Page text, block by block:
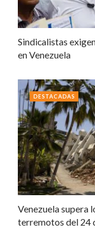
Sindicalistas
en Venezuela
Venezuela supera
terremotos del 24
DESTACADAS